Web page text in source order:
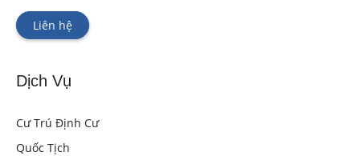
Liên hệ
Dịch Vụ
Cư Trú Định Cư
Quốc Tịch